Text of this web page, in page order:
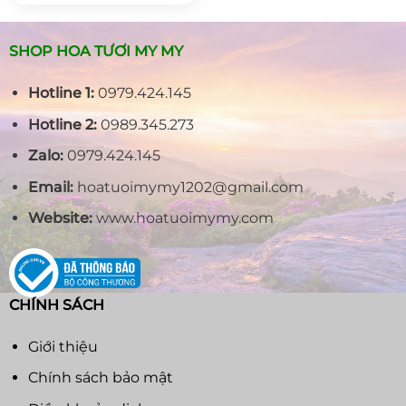
680.000₫.
SHOP HOA TƯƠI MY MY
Hotline 1:0979.424.145
Hotline 2:0989.345.273
Zalo:0979.424.145
Email:hoatuoimymy1202@gmail.com
Website:www.hoatuoimymy.com
CHÍNH SÁCH
Giới thiệu
Chính sách bảo mật